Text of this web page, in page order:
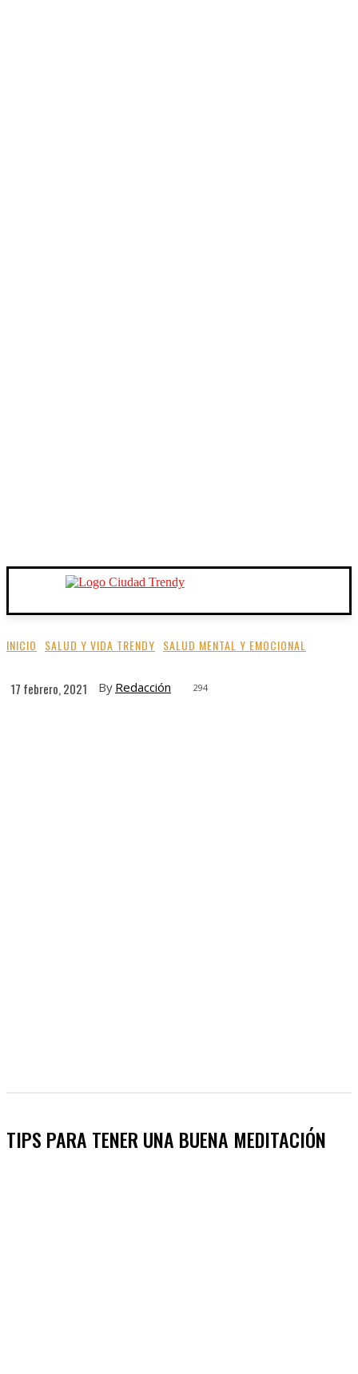
INICIO SALUD Y VIDA TRENDY SALUD MENTAL Y EMOCIONAL
17 febrero, 2021 By Redacción 294
TIPS PARA TENER UNA BUENA MEDITACIÓN